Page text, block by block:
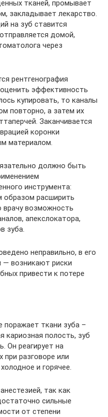
тканей, промывает
закладывает лекарство.
на зуб ставится
домой,
через
рентгенография
эффективность
купировать, то каналы
повторно, а затем их
Заканчивается
коронки
материалом.
должно быть
инструмента:
расширить
возможность
апекслокатора,
зуба.
неправильно, в его
— возникают риски
привести к потере
поражает ткани зуба –
кариозная полость, зуб
Он реагирует на
разговоре или
и горячее.
так как
сильные
от степени